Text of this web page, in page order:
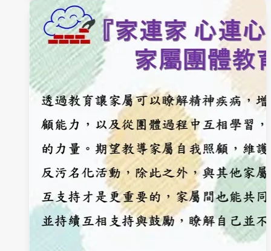
月
9
日
澄
清
湖
–
汙
名
宣
導